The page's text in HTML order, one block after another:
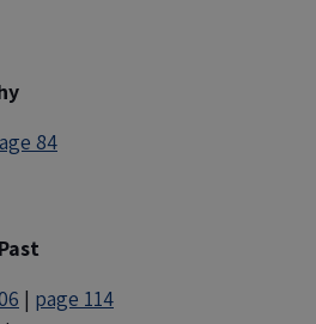
84
| page 114